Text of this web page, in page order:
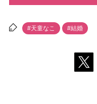
#天童なこ #結婚